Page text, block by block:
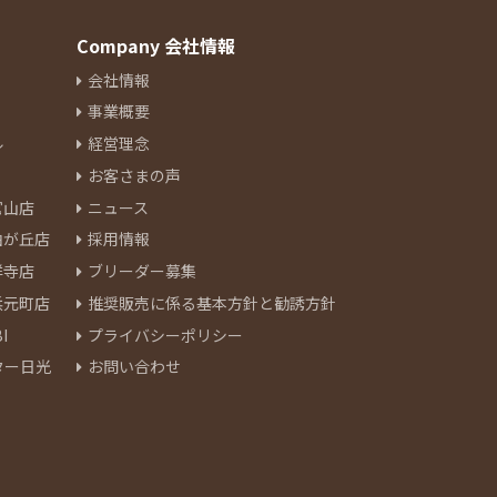
店
丘店
店
町店
日光
Company 会社情報
会社情報
事業概要
経営理念
お客さまの声
ニュース
採用情報
ブリーダー募集
推奨販売に係る基本方針と勧誘方針
プライバシーポリシー
お問い合わせ